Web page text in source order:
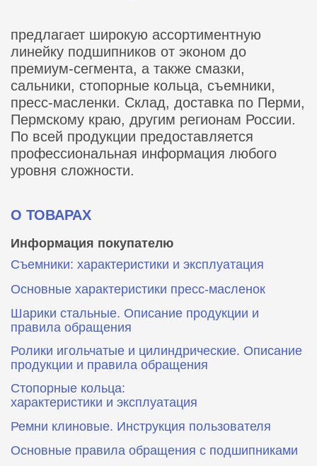
предлагает широкую ассортиментную
линейку подшипников от эконом до
премиум-сегмента, а также смазки,
сальники, стопорные кольца, съемники,
пресс-масленки. Склад, доставка по Перми,
Пермскому краю, другим регионам России.
По всей продукции предоставляется
профессиональная информация любого
уровня сложности.
О ТОВАРАХ
Информация покупателю
Съемники: характеристики и эксплуатация
Основные характеристики пресс‑масленок
Шарики стальные. Описание продукции и
правила обращения
Ролики игольчатые и цилиндрические. Описание
продукции и правила обращения
Стопорные кольца:
характеристики и эксплуатация
Ремни клиновые. Инструкция пользователя
Основные правила обращения с подшипниками